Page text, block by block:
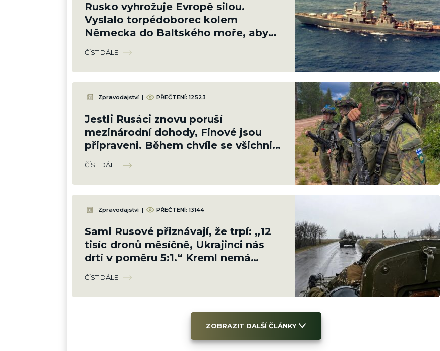
Rusko vyhrožuje Evropě silou.
Vyslalo torpédoborec kolem
Německa do Baltského moře, aby
chránilo své zájmy
ČÍST DÁLE
Zpravodajství | PŘEČTENÍ: 12523
Jestli Rusáci znovu poruší
mezinárodní dohody, Finové jsou
připraveni. Během chvíle se všichni
schovají pod zem
ČÍST DÁLE
Zpravodajství | PŘEČTENÍ: 13144
Sami Rusové přiznávají, že trpí: „12
tisíc dronů měsíčně, Ukrajinci nás
drtí v poměru 5:1.“ Kreml nemá
odpověď
ČÍST DÁLE
ZOBRAZIT DALŠÍ ČLÁNKY